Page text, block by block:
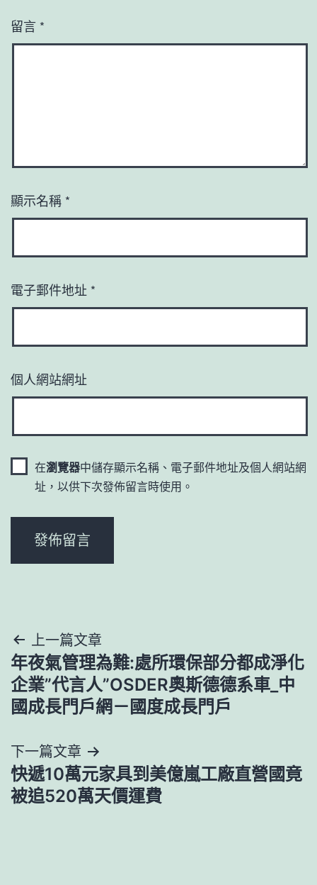
留言 *
顯示名稱 *
電子郵件地址 *
個人網站網址
在瀏覽器中儲存顯示名稱、電子郵件地址及個人網站網
址，以供下次發佈留言時使用。
文
章
導
覽
上一篇文章
年夜氣管理為難:處所環保部分都成淨化
企業”代言人”OSDER奧斯德德系車_中
國成長門戶網－國度成長門戶
下一篇文章
快遞10萬元家具到美億嵐工廠直營國竟
被追520萬天價運費